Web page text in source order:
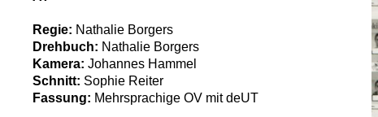
Regie: Nathalie Borgers
Drehbuch: Nathalie Borgers
Kamera: Johannes Hammel
Schnitt: Sophie Reiter
Fassung: Mehrsprachige OV mit deUT